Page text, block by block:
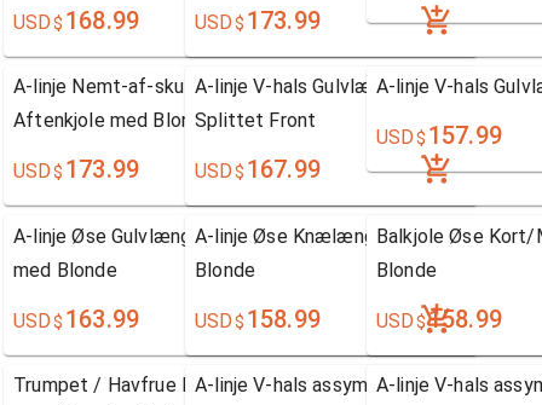
USD$ 168.99 USD$ 173.99
A-linje Nemt-af-skulderen Gulvlængde Chiffon
Aftenkjole med Blonde
USD$ 173.99
A-linje V-hals Gulvlængde Chiffon
Splittet Front
USD$ 167.99
A-linje V-hals
USD$ 157.99
A-linje Øse Gulvlængde Chiffon mor til bruden kjolen
med Blonde
USD$ 163.99
A-linje Øse Knælængde Chiffon
Blonde
USD$ 158.99
Balkjole Øse Kort/
Blonde
USD$158.99
Trumpet / Havfrue Kæreste Gulvlængde Chiffon
A-linje V-hals assymetrisk Chiffon
A-linje V-hals